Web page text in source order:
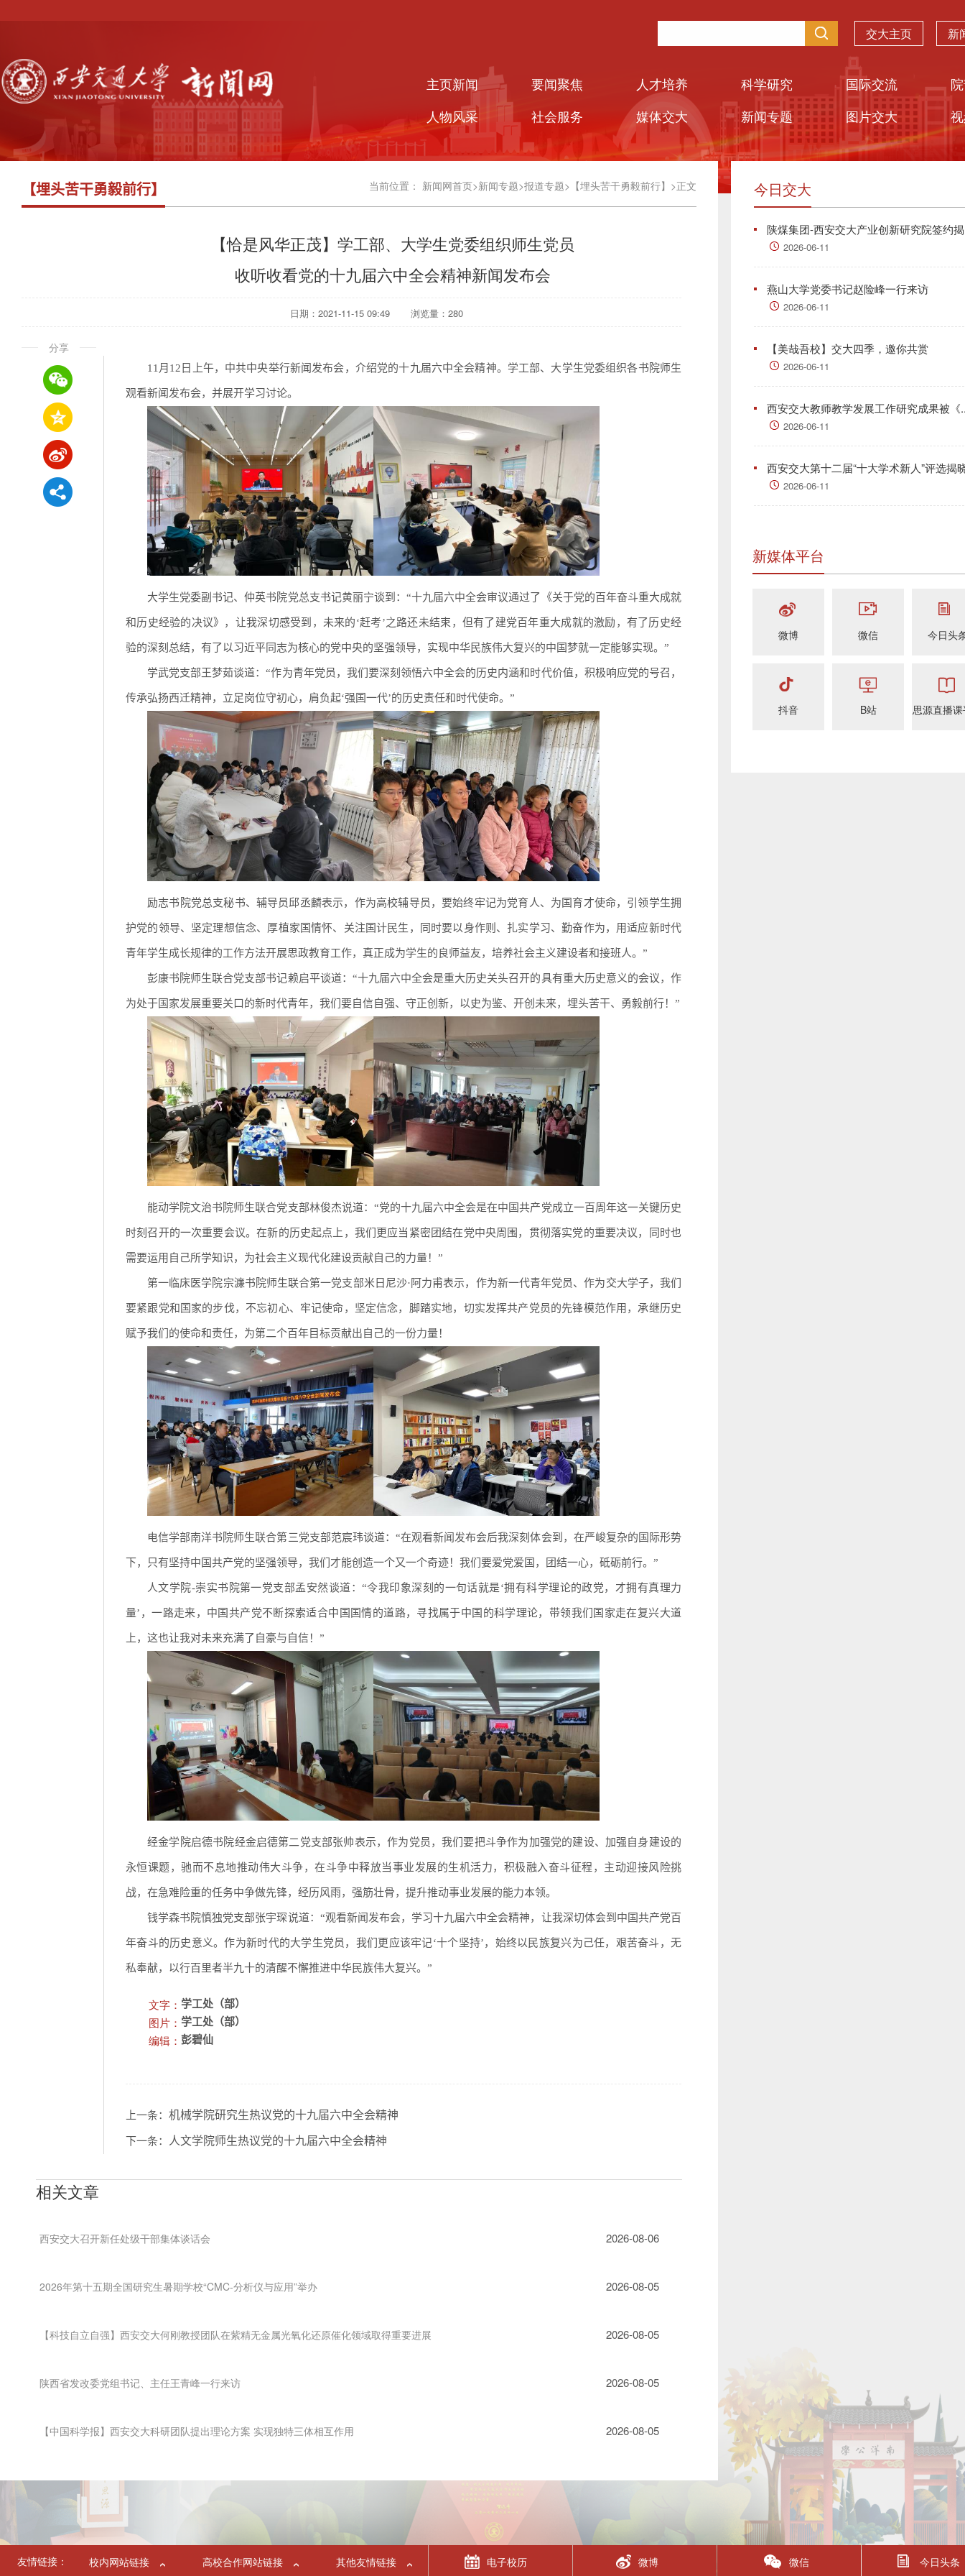
交大主页 新
主页新闻 要闻聚焦 人才培养 科学研究 国际交流
人物风采
社会服务 媒体交大 新闻专题 图片交大
当前位置： 新闻网首页>新闻专题>报道专题> 【埋头苦干勇毅前行】 >正文
【埋头苦干勇毅前行】
分享
【恰是风华正茂】学工部、大学生党委组织师生党员
收听收看党的十九届六中全会精神新闻发布会
日期：2021-11-15 09:49 浏览量： 280
11月12日上午，中共中央举行新闻发布会，介绍党的十九届六中全会精神。学工部、大学生党委组织各书院师生
观看新闻发布会，并展开学习讨论。
大学生党委副书记、仲英书院党总支书记黄丽宁谈到：“十九届六中全会审议通过了《关于党的百年奋斗重大成就
和历史经验的决议》，让我深切感受到，未来的‘赶考’之路还未结束，但有了建党百年重大成就的激励，有了历史经
验的深刻总结，有了以习近平同志为核心的党中央的坚强领导，实现中华民族伟大复兴的中国梦就一定能够实现。”
学武党支部王梦茹谈道：“作为青年党员，我们要深刻领悟六中全会的历史内涵和时代价值，积极响应党的号召，
传承弘扬西迁精神，立足岗位守初心，肩负起‘强国一代’的历史责任和时代使命。”
励志书院党总支秘书、辅导员邱丞麟表示，作为高校辅导员，要始终牢记为党育人、为国育才使命，引领学生拥
护党的领导、坚定理想信念、厚植家国情怀、关注国计民生，同时要以身作则、扎实学习、勤奋作为，用适应新时代
青年学生成长规律的工作方法开展思政教育工作，真正成为学生的良师益友，培养社会主义建设者和接班人。”
彭康书院师生联合党支部书记赖启平谈道：“十九届六中全会是重大历史关头召开的具有重大历史意义的会议，作
为处于国家发展重要关口的新时代青年，我们要自信自强、守正创新，以史为鉴、开创未来，埋头苦干、勇毅前行！”
能动学院文治书院师生联合党支部林俊杰说道：“党的十九届六中全会是在中国共产党成立一百周年这一关键历史
时刻召开的一次重要会议。在新的历史起点上，我们更应当紧密团结在党中央周围，贯彻落实党的重要决议，同时也
需要运用自己所学知识，为社会主义现代化建设贡献自己的力量！”
第一临床医学院宗濂书院师生联合第一党支部米日尼沙·阿力甫表示，作为新一代青年党员、作为交大学子，我们
要紧跟党和国家的步伐，不忘初心、牢记使命，坚定信念，脚踏实地，切实发挥共产党员的先锋模范作用，承继历史
赋予我们的使命和责任，为第二个百年目标贡献出自己的一份力量！
电信学部南洋书院师生联合第三党支部范宸玮谈道：“在观看新闻发布会后我深刻体会到，在严峻复杂的国际形势
下，只有坚持中国共产党的坚强领导，我们才能创造一个又一个奇迹！我们要爱党爱国，团结一心，砥砺前行。”
人文学院-崇实书院第一党支部孟安然谈道：“令我印象深刻的一句话就是‘拥有科学理论的政党，才拥有真理力
量’，一路走来，中国共产党不断探索适合中国国情的道路，寻找属于中国的科学理论，带领我们国家走在复兴大道
上，这也让我对未来充满了自豪与自信！”
经金学院启德书院经金启德第二党支部张帅表示，作为党员，我们要把斗争作为加强党的建设、加强自身建设的
永恒课题，驰而不息地推动伟大斗争，在斗争中释放当事业发展的生机活力，积极融入奋斗征程，主动迎接风险挑
战，在急难险重的任务中争做先锋，经历风雨，强筋壮骨，提升推动事业发展的能力本领。
钱学森书院慎独党支部张宇琛说道：“观看新闻发布会，学习十九届六中全会精神，让我深切体会到中国共产党百
年奋斗的历史意义。作为新时代的大学生党员，我们更应该牢记‘十个坚持’，始终以民族复兴为己任，艰苦奋斗，无
私奉献，以行百里者半九十的清醒不懈推进中华民族伟大复兴。”
文字： 学工处（部）
图片： 学工处（部）
编辑： 彭碧仙
上一条： 机械学院研究生热议党的十九届六中全会精神
下一条： 人文学院师生热议党的十九届六中全会精神
相关文章
西安交大召开新任处级干部集体谈话会 2026-08-06
2026年第十五期全国研究生暑期学校“CMC-分析仪与应用”举办 2026-08-05
【科技自立自强】西安交大何刚教授团队在紫精无金属光氧化还原催化领域取得重要进展 2026-08-05
陕西省发改委党组书记、主任王青峰一行来访 2026-08-05
【中国科学报】西安交大科研团队提出理论方案 实现独特三体相互作用 2026-08-05
今日交大
陕煤集团-西安交大产业创新研究院签约
2026-06-11
燕山大学党委书记赵险峰一行来访
2026-06-11
【美哉吾校】交大四季，邀你共赏
2026-06-11
西安交大教师教学发展工作研究成果被《
2026-06-11
西安交大第十二届“十大学术新人”评选揭
2026-06-11
新媒体平台
微博 微信 今日头
抖音 B站 思源直播
友情链接： 校内网站链接 高校合作网站链接 其他友情链接 电子校历 微博 微信 今日头条